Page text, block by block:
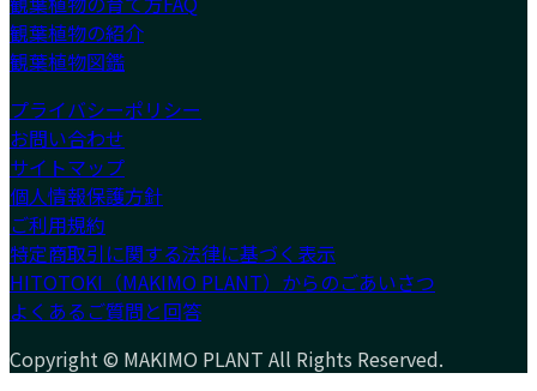
観葉植物の紹介
観葉植物図鑑
プライバシーポリシー
お問い合わせ
サイトマップ
個人情報保護方針
ご利用規約
特定商取引に関する法律に基づく表示
HITOTOKI（MAKIMO PLANT）からのごあいさつ
よくあるご質問と回答
Copyright © MAKIMO PLANT All Rights Reserved.